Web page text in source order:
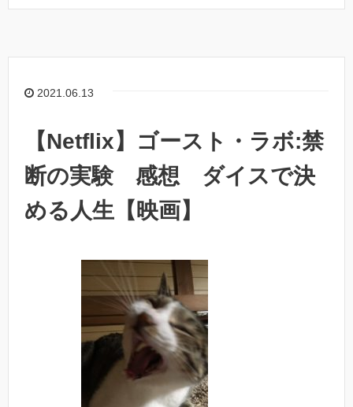
2021.06.13
【Netflix】ゴースト・ラボ:禁
断の実験 感想 ダイスで決
める人生【映画】